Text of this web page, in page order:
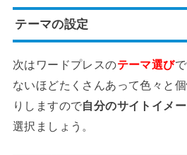
テーマの設定
次はワードプレスのテーマ選び
ないほどたくさんあって色々と
りしますので自分のサイトイメ
選択ましょう。